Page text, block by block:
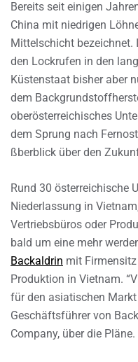
Bereits seit einigen
China mit niedrigen
Mittelschicht bezeichnet.
den Lockrufen in den
Küstenstaat bisher aber
dem
oberösterreichisches
dem Sprung nach
ßberblick über den
Rund 30 österreichische
Niederlassung in
Vertriebsbüros oder
bald um eine mehr
Backaldrin mit
Produktion in Vietnam.
für den asiatischen
Geschäftsführer von
Company, über die Pläne.